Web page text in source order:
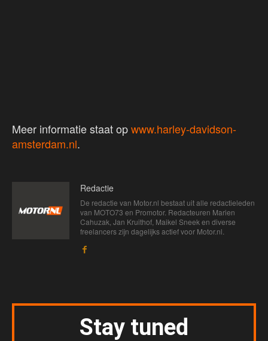
Meer informatie staat opwww.harley-davidson-
amsterdam.nl.
Redactie
De redactie van Motor.nl bestaat uit alle redactieleden
van MOTO73 en Promotor. Redacteuren Marien
Cahuzak, Jan Kruithof, Maikel Sneek en diverse
freelancers zijn dagelijks actief voor Motor.nl.
Stay tuned